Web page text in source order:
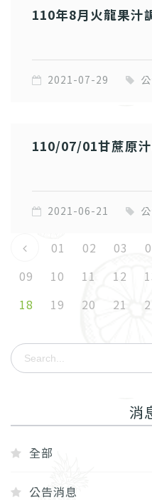
110年8月火龍果汁
2021-07-29
110/07/01甘蔗原
2021-06-21
01 02 03
09
10 11 12
18
19 20 21
消
全部
公告消息